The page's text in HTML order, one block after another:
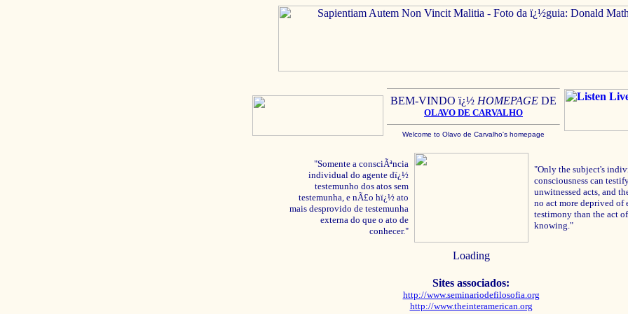
BEM-VINDO ï¿½ HOMEPAGE DE
OLAVO DE CARVALHO
Welcome to Olavo de Carvalho's homepage
"Somente a consciÃªncia
individual do agente dï¿½
testemunho dos atos sem
testemunha, e nÃ£o hï¿½ ato
mais desprovido de testemunha
externa do que o ato de
conhecer."
"Only the subject's
consciousness can
unwitnessed acts, and
no act more deprived of
testimony than the act of
knowing."
Loading
Sites associados:
http://www.seminariodefilosofia.org
http://www.theinteramerican.org